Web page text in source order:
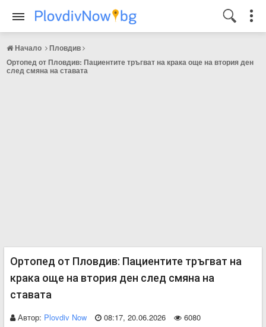
Начало
Пловдив
Ортопед от Пловдив: Пациентите тръгват на крака още на втория ден
след смяна на ставата
Ортопед от Пловдив: Пациентите тръгват на
крака още на втория ден след смяна на
ставата
Автор: Plovdiv Now 08:17, 20.06.2026 6080